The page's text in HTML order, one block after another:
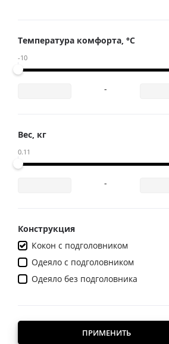
Температура комфорта, °С
-10
-
Вес, кг
0.11
-
Конструкция
Кокон с подголовником
Одеяло с подголовником
Одеяло без подголовника
ПРИМЕНИТЬ